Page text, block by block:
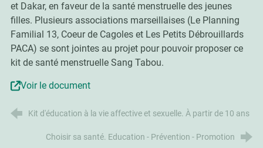
et Dakar, en faveur de la santé menstruelle des jeunes
filles. Plusieurs associations marseillaises (Le Planning
Familial 13, Coeur de Cagoles et Les Petits Débrouillards
PACA) se sont jointes au projet pour pouvoir proposer ce
kit de santé menstruelle Sang Tabou.
Voir le document
Kit d'éducation à la vie affective et sexuelle. À partir de 10 ans
Choisir sa santé. Education - Prévention - Promotion